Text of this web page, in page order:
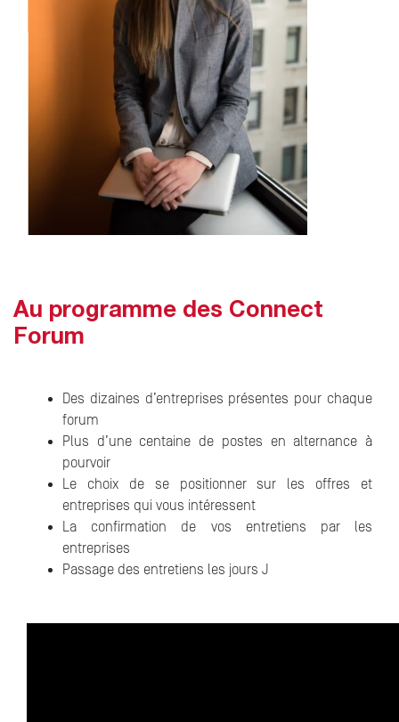
Au programme des Connect
Forum
Des dizaines d’entreprises présentes pour chaque
forum
Plus d’une centaine de postes en alternance à
pourvoir
Le choix de se positionner sur les offres et
entreprises qui vous intéressent
La confirmation de vos entretiens par les
entreprises
Passage des entretiens les jours J